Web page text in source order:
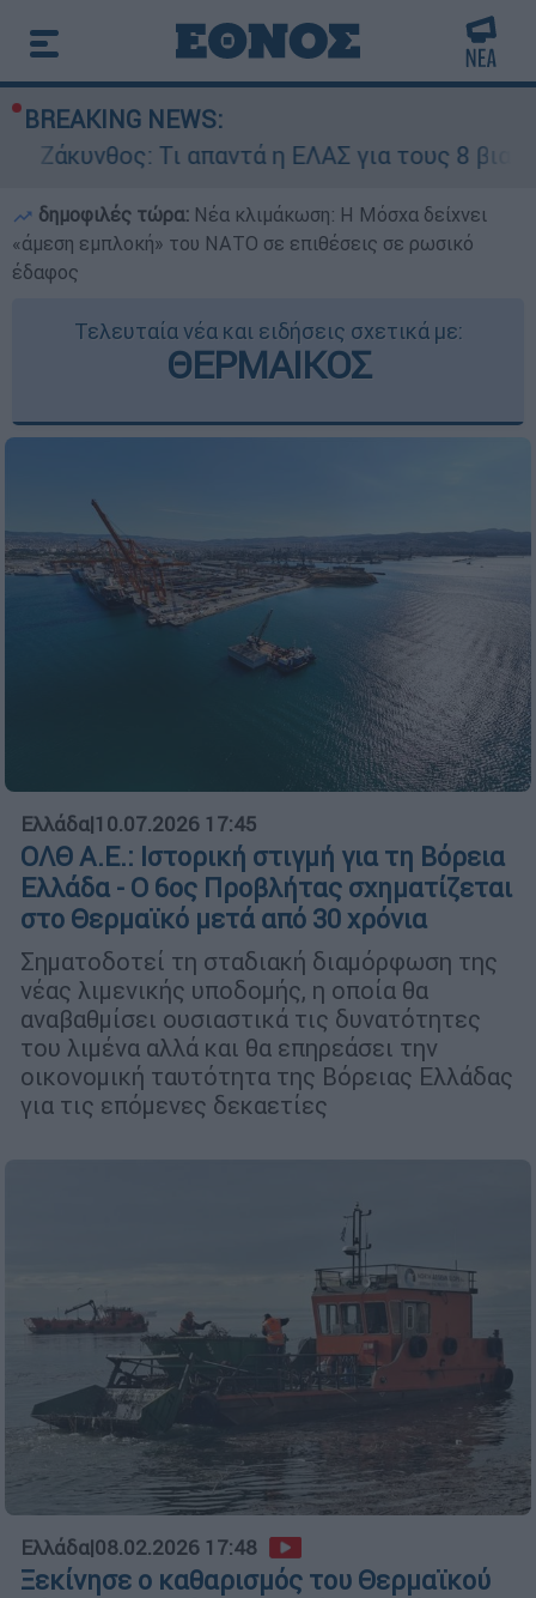
BREAKING NEWS:
Τι απαντά η ΕΛΑΣ για τους 8 βιασμούς
δημοφιλές τώρα: Νέα κλιμάκωση: Η Μόσχα δείχνει
«άμεση εμπλοκή» του ΝΑΤΟ σε επιθέσεις σε ρωσικό
έδαφος
Τελευταία νέα και ειδήσεις σχετικά με:
ΘΕΡΜΑΙΚΟΣ
Ελλάδα|10.07.2026 17:45
ΟΛΘ Α.Ε.: Ιστορική στιγμή για τη Βόρεια
Ελλάδα - Ο 6ος Προβλήτας σχηματίζεται
στο Θερμαϊκό μετά από 30 χρόνια
Σηματοδοτεί τη σταδιακή διαμόρφωση της
νέας λιμενικής υποδομής, η οποία θα
αναβαθμίσει ουσιαστικά τις δυνατότητες
του λιμένα αλλά και θα επηρεάσει την
οικονομική ταυτότητα της Βόρειας Ελλάδας
για τις επόμενες δεκαετίες
Ελλάδα|08.02.2026 17:48
Ξεκίνησε ο καθαρισμός του Θερμαϊκού